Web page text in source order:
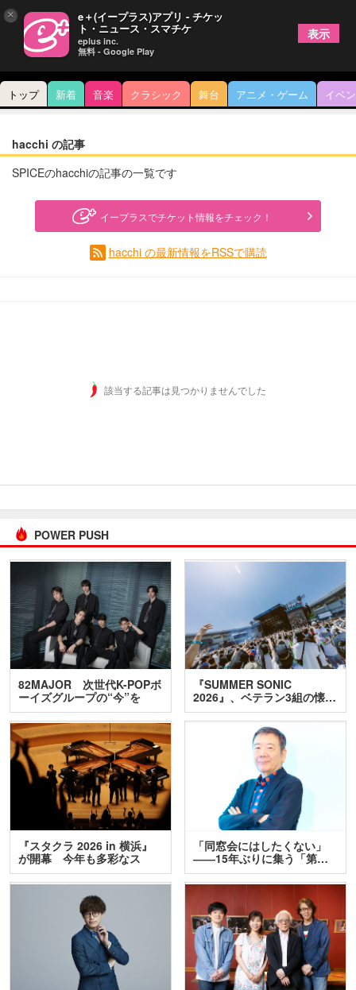
トップ 新着 音楽 クラシック 舞台 アニメ・ゲーム イベ
hacchi の記事
SPICEのhacchiの記事の一覧です
イープラスでチケット情報をチェック！
hacchi の最新情報をRSSで購読
該当する記事は見つかりませんでした
POWER PUSH
82MAJOR 次世代K-POPボ
ーイズグループの“今”を
訊…
『SUMMER SONIC
2026』、ベテラン3組の懐…
『スタクラ 2026 in 横浜』
が開幕 今年も多彩なス
テ…
「同窓会にはしたくない」
――15年ぶりに集う「第…
× e＋(イープラス)アプリ - チケッ
ト・ニュース・スマチケ
eplus inc.
無料 - Google Play
表示